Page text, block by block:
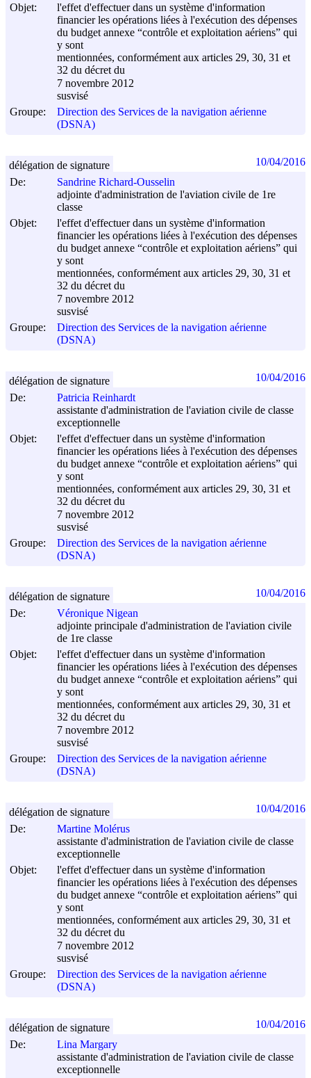
Objet:
l'effet d'effectuer dans un système d'information
financier les opérations liées à l'exécution des dépenses
du budget annexe “contrôle et exploitation aériens” qui
y sont
mentionnées, conformément aux articles 29, 30, 31 et
32 du décret du
7 novembre 2012
susvisé
Groupe:
Direction des Services de la navigation aérienne
(DSNA)
De:
Sandrine Richard-Ousselin
adjointe d'administration de l'aviation civile de 1re
classe
Objet:
l'effet d'effectuer dans un système d'information
financier les opérations liées à l'exécution des dépenses
du budget annexe “contrôle et exploitation aériens” qui
y sont
mentionnées, conformément aux articles 29, 30, 31 et
32 du décret du
7 novembre 2012
susvisé
Groupe:
Direction des Services de la navigation aérienne
(DSNA)
délégation de signature 10/04/2016
De:
Patricia Reinhardt
assistante d'administration de l'aviation civile de classe
exceptionnelle
Objet:
l'effet d'effectuer dans un système d'information
financier les opérations liées à l'exécution des dépenses
du budget annexe “contrôle et exploitation aériens” qui
y sont
mentionnées, conformément aux articles 29, 30, 31 et
32 du décret du
7 novembre 2012
susvisé
Groupe:
Direction des Services de la navigation aérienne
(DSNA)
délégation de signature 10/04/2016
De:
Véronique Nigean
adjointe principale d'administration de l'aviation civile
de 1re classe
Objet:
l'effet d'effectuer dans un système d'information
financier les opérations liées à l'exécution des dépenses
du budget annexe “contrôle et exploitation aériens” qui
y sont
mentionnées, conformément aux articles 29, 30, 31 et
32 du décret du
7 novembre 2012
susvisé
Groupe:
Direction des Services de la navigation aérienne
(DSNA)
délégation de signature 10/04/2016
De:
Martine Molérus
assistante d'administration de l'aviation civile de classe
exceptionnelle
Objet:
l'effet d'effectuer dans un système d'information
financier les opérations liées à l'exécution des dépenses
du budget annexe “contrôle et exploitation aériens” qui
y sont
mentionnées, conformément aux articles 29, 30, 31 et
32 du décret du
7 novembre 2012
susvisé
Groupe:
Direction des Services de la navigation aérienne
(DSNA)
délégation de signature 10/04/2016
De:
Lina Margary
assistante d'administration de l'aviation civile de classe
exceptionnelle
délégation de signature 10/04/2016